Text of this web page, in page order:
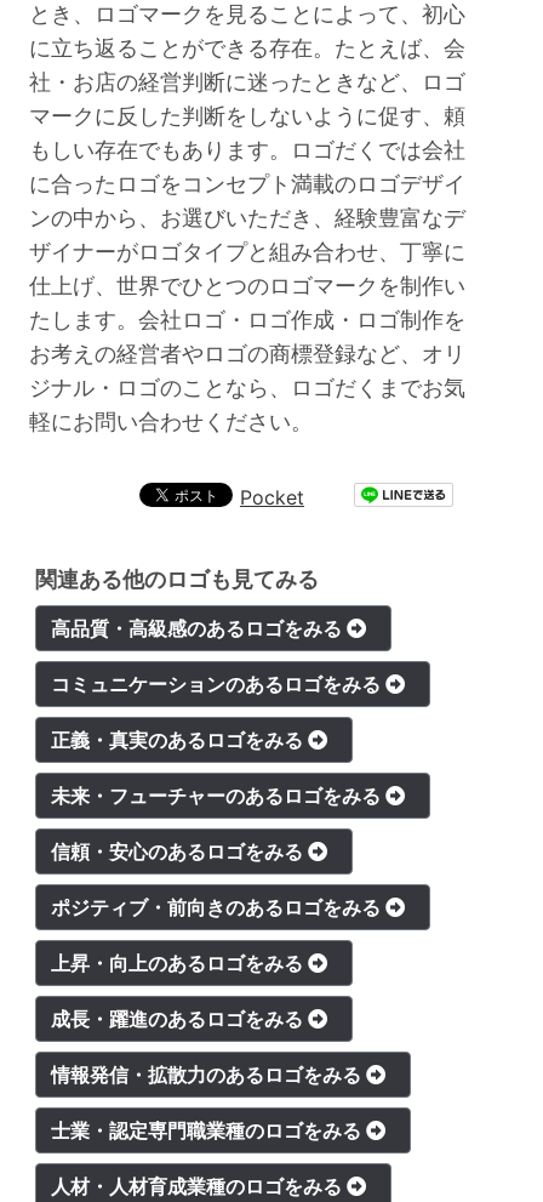
とき、ロゴマークを見ることによって、初心
に立ち返ることができる存在。たとえば、会
社・お店の経営判断に迷ったときなど、ロゴ
マークに反した判断をしないように促す、頼
もしい存在でもあります。ロゴだくでは会社
に合ったロゴをコンセプト満載のロゴデザイ
ンの中から、お選びいただき、経験豊富なデ
ザイナーがロゴタイプと組み合わせ、丁寧に
仕上げ、世界でひとつのロゴマークを制作い
たします。会社ロゴ・ロゴ作成・ロゴ制作を
お考えの経営者やロゴの商標登録など、オリ
ジナル・ロゴのことなら、ロゴだくまでお気
軽にお問い合わせください。
Pocket
関連ある他のロゴも見てみる
高品質・高級感のあるロゴをみる
コミュニケーションのあるロゴをみる
正義・真実のあるロゴをみる
未来・フューチャーのあるロゴをみる
信頼・安心のあるロゴをみる
ポジティブ・前向きのあるロゴをみる
上昇・向上のあるロゴをみる
成長・躍進のあるロゴをみる
情報発信・拡散力のあるロゴをみる
士業・認定専門職業種のロゴをみる
人材・人材育成業種のロゴをみる